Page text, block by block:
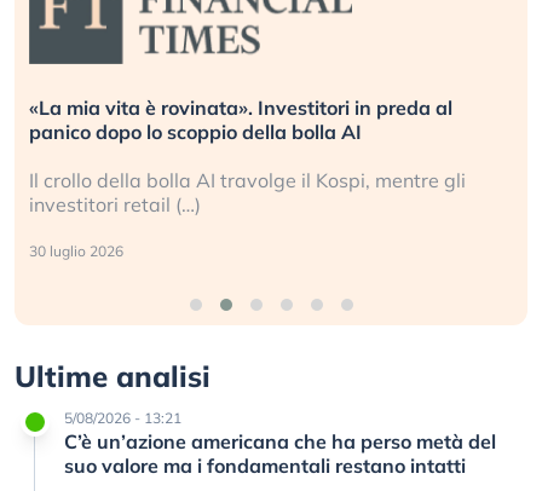
«La mia vita è rovinata». Investitori in preda al
panico dopo lo scoppio della bolla AI
Il crollo della bolla AI travolge il Kospi, mentre gli
investitori retail (…)
30 luglio 2026
Ultime analisi
5/08/2026 - 13:21
C’è un’azione americana che ha perso metà del
suo valore ma i fondamentali restano intatti